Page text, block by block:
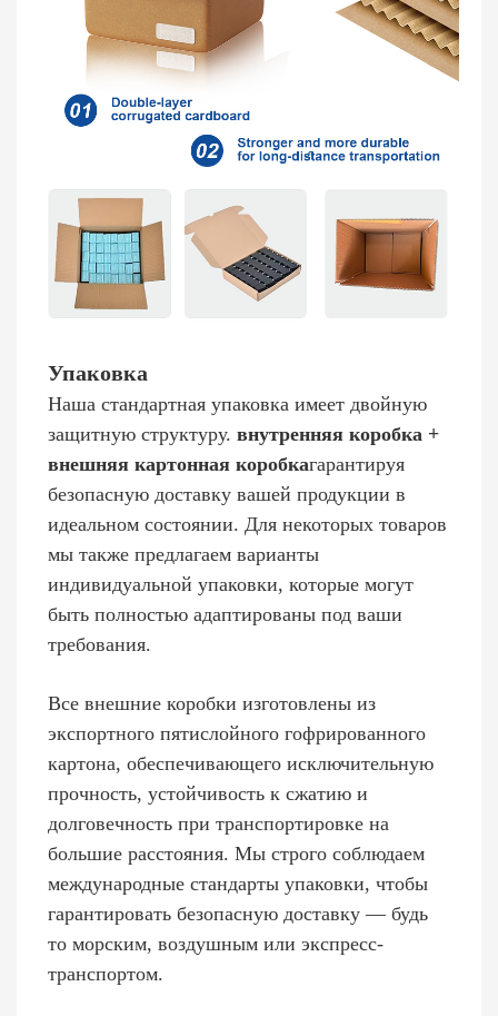
Упаковка
Наша стандартная упаковка имеет двойную
защитную структуру. внутренняя коробка +
внешняя картонная коробкагарантируя
безопасную доставку вашей продукции в
идеальном состоянии. Для некоторых товаров
мы также предлагаем варианты
индивидуальной упаковки, которые могут
быть полностью адаптированы под ваши
требования.
Все внешние коробки изготовлены из
экспортного пятислойного гофрированного
картона, обеспечивающего исключительную
прочность, устойчивость к сжатию и
долговечность при транспортировке на
большие расстояния. Мы строго соблюдаем
международные стандарты упаковки, чтобы
гарантировать безопасную доставку — будь
то морским, воздушным или экспресс-
транспортом.